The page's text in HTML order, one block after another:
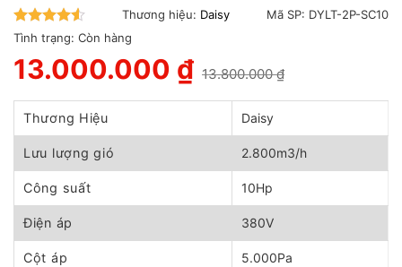
4.5trên 5
Thương hiệu: Daisy Mã SP: DYLT-2P-SC10
Tình trạng: Còn hàng
13.800.000₫
gốc
là:
13.800.000 ₫.
13.000.000 ₫
hiện
tại
13.000.000 ₫.
Thương Hiệu Daisy
Lưu lượng gió 2.800m3/h
Công suất 10Hp
Điện áp 380V
Cột áp 5.000Pa